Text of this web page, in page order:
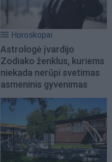
Horoskopai
Astrologė įvardijo
Zodiako ženklus, kuriems
niekada nerūpi svetimas
asmeninis gyvenimas